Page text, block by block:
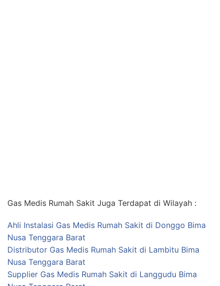
Gas Medis Rumah Sakit Juga Terdapat di Wilayah :
Ahli Instalasi Gas Medis Rumah Sakit di Donggo Bima
Nusa Tenggara Barat
Distributor Gas Medis Rumah Sakit di Lambitu Bima
Nusa Tenggara Barat
Supplier Gas Medis Rumah Sakit di Langgudu Bima